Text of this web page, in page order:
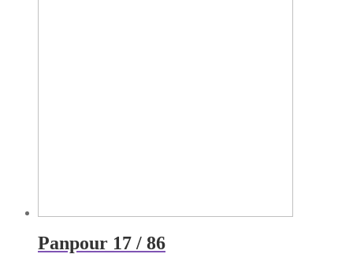
Panpour 17 / 86